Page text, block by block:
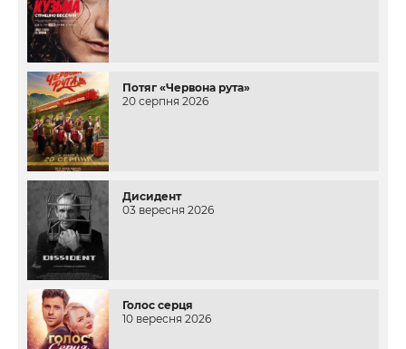
Потяг «Червона рута»
20 серпня 2026
Дисидент
03 вересня 2026
Голос серця
10 вересня 2026